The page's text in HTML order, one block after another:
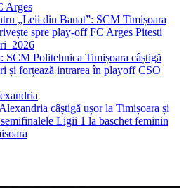
„Leii din Banat”: SCM Timișoara
spre play-off FC Arges Pitesti
SCM Politehnica Timișoara câștigă
și forțează intrarea în playoff CSO
câștigă ușor la Timișoara și
Ligii 1 la baschet feminin